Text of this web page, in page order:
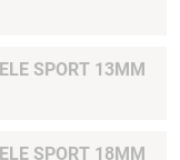
SPORT 13MM
SPORT 18MM